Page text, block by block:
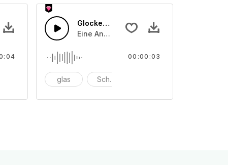
angeriebenen Schalentönen
unterschiedliche angeschlagenen oder angeriebenen
Glocken läuten 45
Eine Ansammlung von unterschiedliche
glas Schüssel
00:00:03